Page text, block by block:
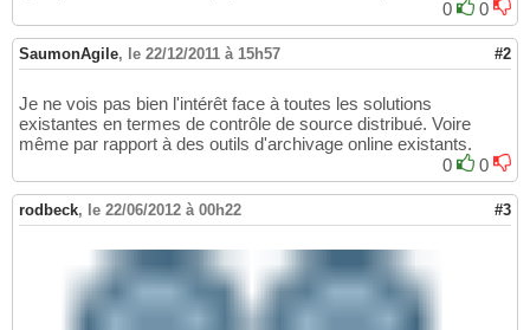
0
0
SaumonAgile, le 22/12/2011 à 15h57 #2
Je ne vois pas bien l'intérêt face à toutes les solutions
existantes en termes de contrôle de source distribué. Voire
même par rapport à des outils d'archivage online existants.
0
0
rodbeck, le 22/06/2012 à 00h22 #3